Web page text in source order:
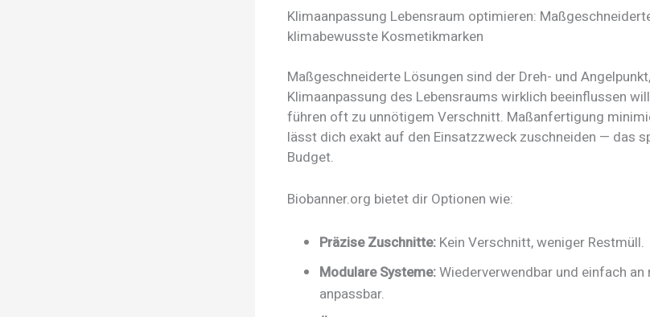
Klimaanpassung Lebensraum optimieren:
klimabewusste Kosmetikmarken
Maßgeschneiderte Lösungen sind der Dreh- und
Klimaanpassung des Lebensraums wirklich beeinflussen
führen oft zu unnötigem Verschnitt. Maßanfertigung
lässt dich exakt auf den Einsatzzweck zuschneiden — das
Budget.
Biobanner.org bietet dir Optionen wie:
Präzise Zuschnitte: Kein Verschnitt, weniger Restmüll.
Modulare Systeme:Wiederverwendbar und einfach an
anpassbar.